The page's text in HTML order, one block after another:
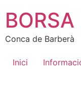
Conca de Barberà
Inici